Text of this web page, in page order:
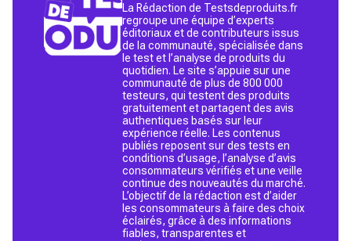
La Rédaction de Testsdeproduits.fr
regroupe une équipe d’experts
éditoriaux et de contributeurs issus
de la communauté, spécialisée dans
le test et l’analyse de produits du
quotidien. Le site s’appuie sur une
communauté de plus de 800 000
testeurs, qui testent des produits
gratuitement et partagent des avis
authentiques basés sur leur
expérience réelle. Les contenus
publiés reposent sur des tests en
conditions d’usage, l’analyse d’avis
consommateurs vérifiés et une veille
continue des nouveautés du marché.
L’objectif de la rédaction est d’aider
les consommateurs à faire des choix
éclairés, grâce à des informations
fiables, transparentes et